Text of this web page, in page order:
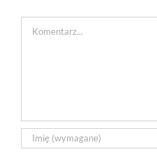
Comment